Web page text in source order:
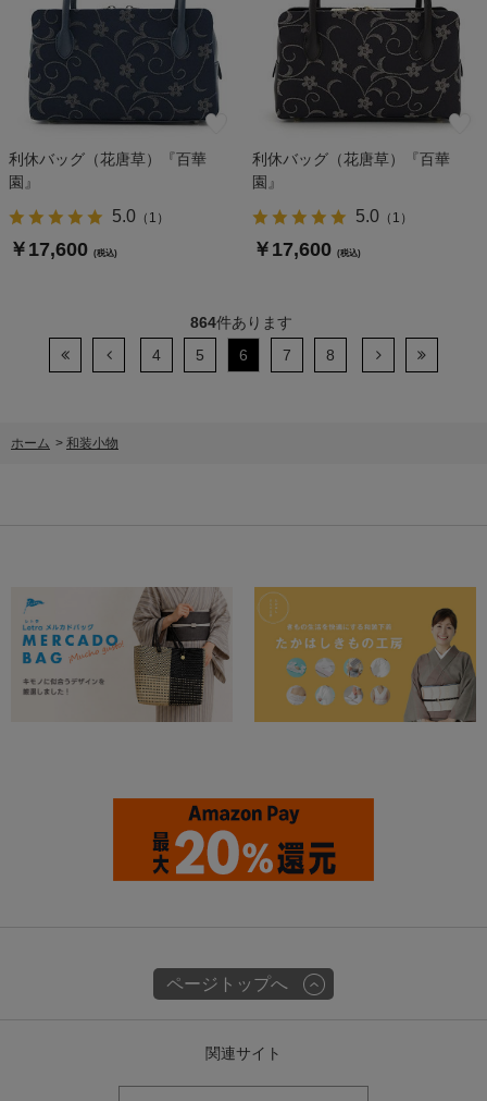
利休バッグ（花唐草）『百華
園』
5.0（ 1 ）
￥17,600 (税込)
利休バッグ（花唐草）『百華
園』
5.0（ 1 ）
￥17,600 (税込)
864件あります
4
5 6 7 8
ホーム > 和装小物
ページトップへ
関連サイト